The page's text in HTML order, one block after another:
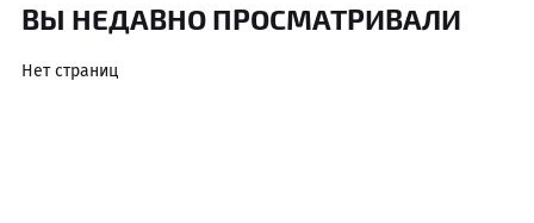
ВЫ НЕДАВНО ПРОСМАТРИВАЛИ
Нет страниц